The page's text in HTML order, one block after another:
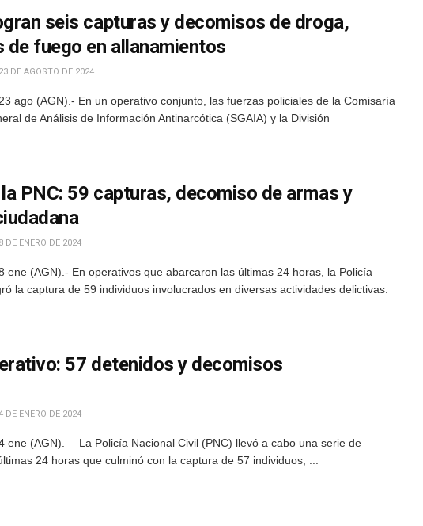
seis capturas y decomisos de droga,
de fuego en allanamientos
DE AGOSTO DE 2024
ago (AGN).- En un operativo conjunto, las fuerzas policiales de la Comisaría
de Análisis de Información Antinarcótica (SGAIA) y la División
PNC: 59 capturas, decomiso de armas y
DE ENERO DE 2024
ene (AGN).- En operativos que abarcaron las últimas 24 horas, la Policía
la captura de 59 individuos involucrados en diversas actividades delictivas.
57 detenidos y decomisos
DE ENERO DE 2024
ene (AGN).— La Policía Nacional Civil (PNC) llevó a cabo una serie de
24 horas que culminó con la captura de 57 individuos, ...